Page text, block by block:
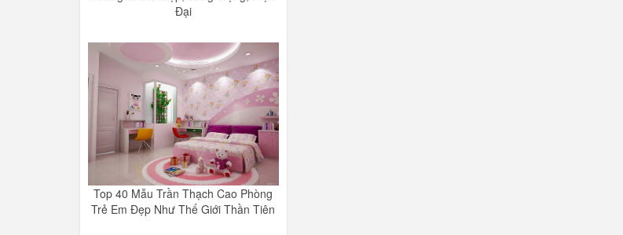
Đại
Top 40 Mẫu Trần Thạch Cao Phòng
Trẻ Em Đẹp Như Thế Giới Thần Tiên